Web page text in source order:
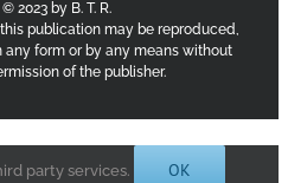
2023 by B. T. R.
publication may be reproduced,
form or by any means without
of the publisher.
party services. OK